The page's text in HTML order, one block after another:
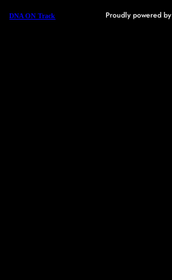
DNA ON Track Proudly powered by